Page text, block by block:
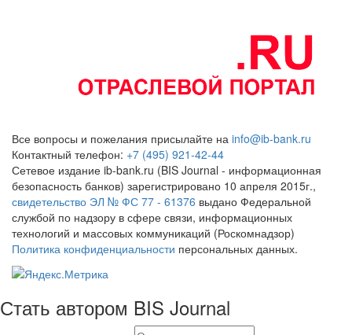
Все вопросы и пожелания присылайте на info@ib-bank.ru
Контактный телефон: +7 (495) 921-42-44
Сетевое издание ib-bank.ru (BIS Journal - информационная
безопасность банков) зарегистрировано 10 апреля 2015г.,
свидетельство ЭЛ № ФС 77 - 61376 выдано Федеральной
службой по надзору в сфере связи, информационных
технологий и массовых коммуникаций (Роскомнадзор)
Политика конфиденциальности персональных данных.
Стать автором BIS Journal